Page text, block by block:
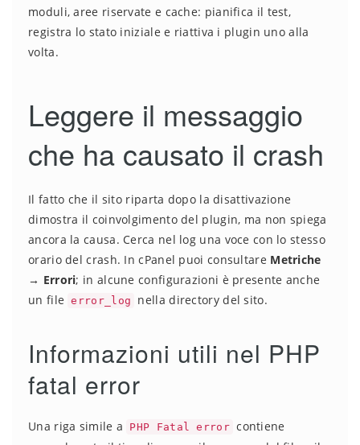
moduli, aree riservate e cache: pianifica il test,
registra lo stato iniziale e riattiva i plugin uno alla
volta.
Leggere il messaggio
che ha causato il crash
Il fatto che il sito riparta dopo la disattivazione
dimostra il coinvolgimento del plugin, ma non spiega
ancora la causa. Cerca nel log una voce con lo stesso
orario del crash. In cPanel puoi consultare Metriche
→ Errori; in alcune configurazioni è presente anche
un file
error_log nella directory del sito.
Informazioni utili nel PHP
fatal error
Una riga simile a PHP Fatal error contiene